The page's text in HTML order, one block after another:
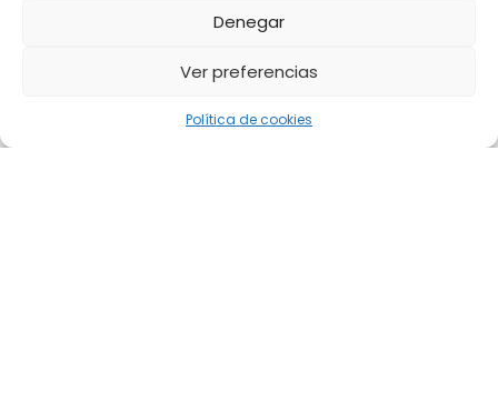
Denegar
Ver preferencias
Política de cookies